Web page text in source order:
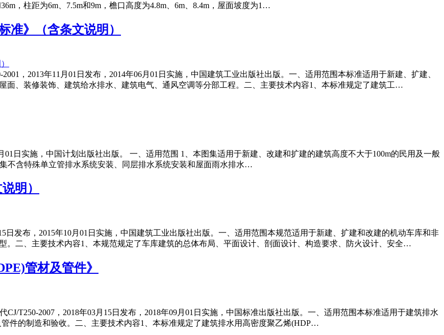
，柱距为6m、7.5m和9m，檐口高度为4.8m、6m、8.4m，屋面坡度为1…
准》（含条文说明）
，2013年11月01日发布，2014年06月01日实施，中国建筑工业出版社出版。一、适用范围本标准适用于新建、扩建、
面、装修装饰、建筑给水排水、建筑电气、通风空调等分部工程。二、主要技术内容1、本标准规定了建筑工…
01日实施，中国计划出版社出版。 一、适用范围 1、本图集适用于新建、改建和扩建的建筑高度不大于100m的民用及一般
不含特殊单立管排水系统安装、同层排水系统安装和屋面雨水排水…
明）
日发布，2015年10月01日实施，中国建筑工业出版社出版。一、适用范围本规范适用于新建、扩建和改建的机动车库和非
。二、主要技术内容1、本规范规定了车库建筑的总体布局、平面设计、剖面设计、构造要求、防火设计、安全…
管材及管件》
T250-2007，2018年03月15日发布，2018年09月01日实施，中国标准出版社出版。一、适用范围本标准适用于建筑排水
件的制造和验收。二、主要技术内容1、本标准规定了建筑排水用高密度聚乙烯(HDP…